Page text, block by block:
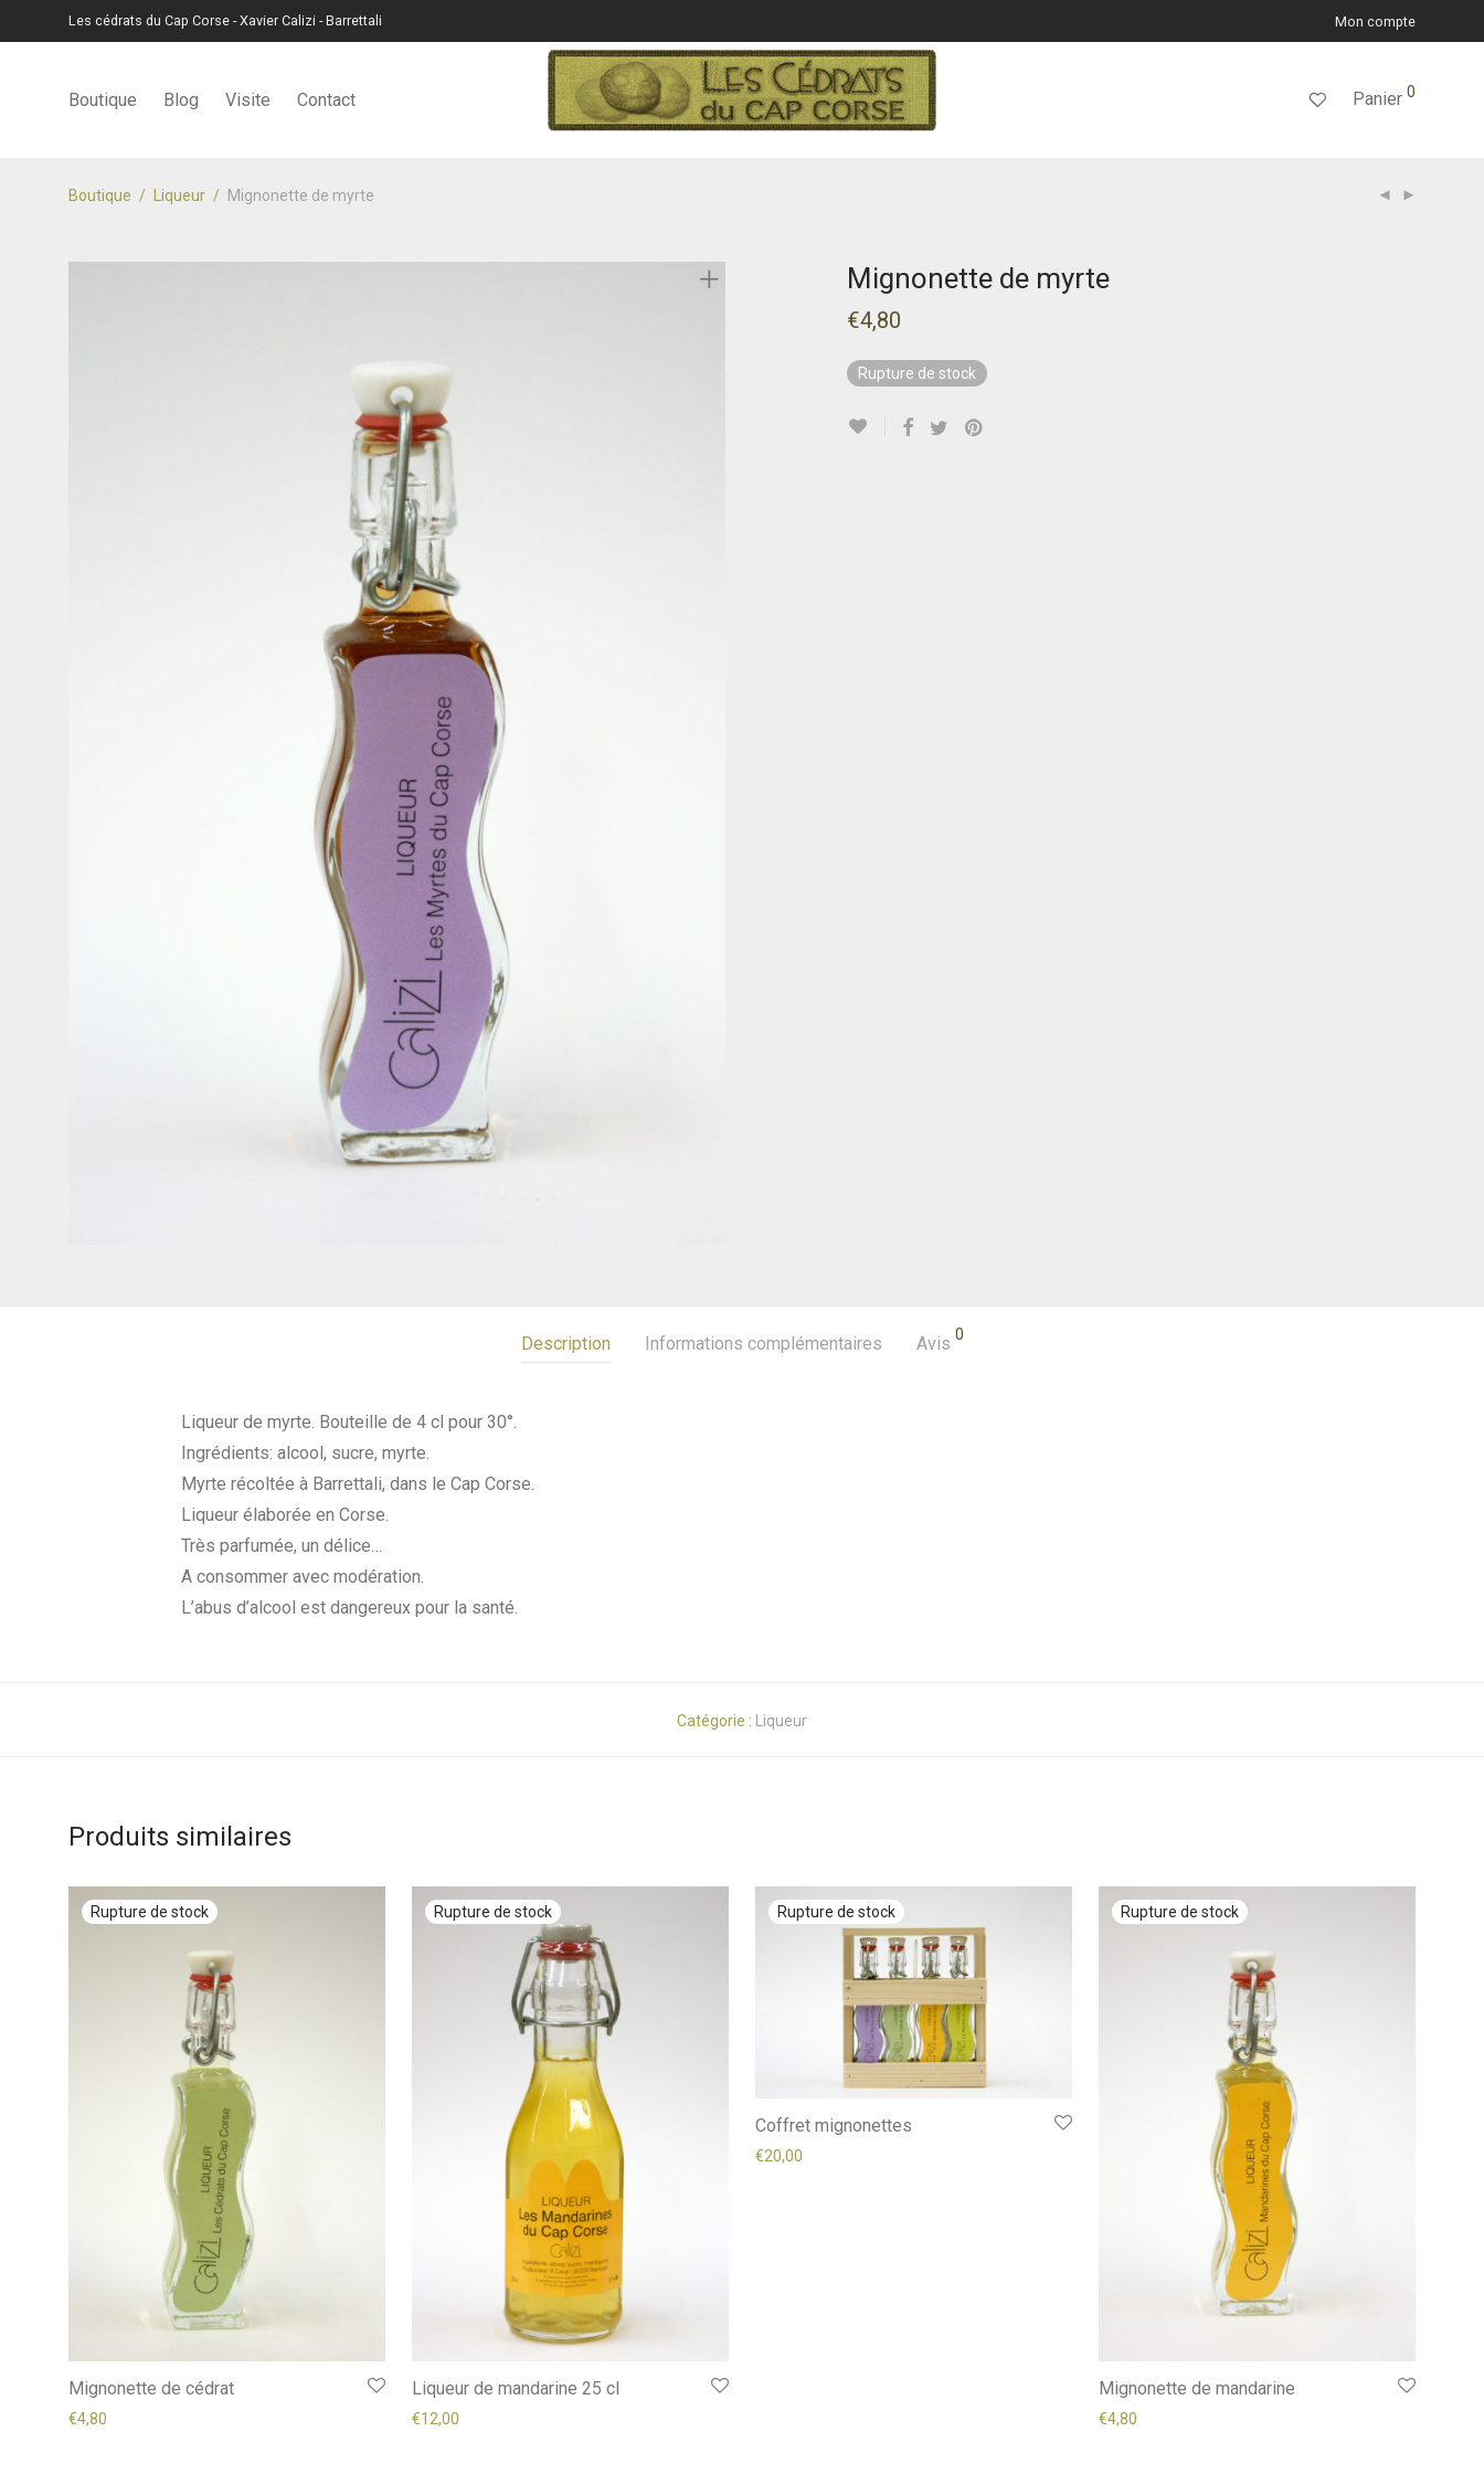
Les cédrats du Cap Corse - Xavier Calizi - Barrettali Mon compte
Boutique Blog Visite Contact Panier 0
Boutique / Liqueur / Mignonette de myrte
Mignonette de myrte
€4,80
Rupture de stock
Description Informations complémentaires Avis 0
Liqueur de myrte. Bouteille de 4 cl pour 30°.
Ingrédients: alcool, sucre, myrte.
Myrte récoltée à Barrettali, dans le Cap Corse.
Liqueur élaborée en Corse.
Très parfumée, un délice…
A consommer avec modération.
L’abus d’alcool est dangereux pour la santé.
Catégorie : Liqueur
Produits similaires
Mignonette de cédrat
€4,80
Liqueur de mandarine 25 cl
€12,00
Coffret mignonettes
€20,00
Mignonette de mandarine
€4,80